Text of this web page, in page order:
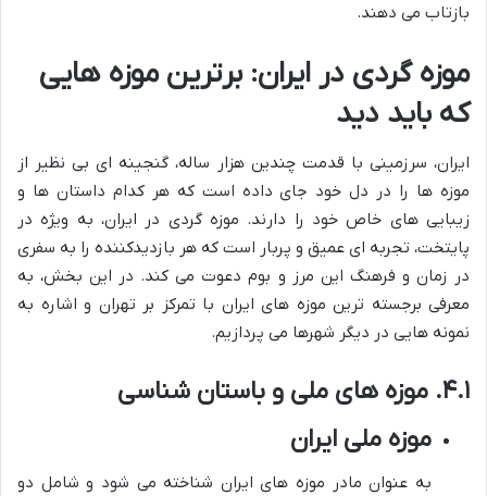
بازتاب می دهند.
موزه گردی در ایران: برترین موزه هایی
که باید دید
ایران، سرزمینی با قدمت چندین هزار ساله، گنجینه ای بی نظیر از
موزه ها را در دل خود جای داده است که هر کدام داستان ها و
زیبایی های خاص خود را دارند. موزه گردی در ایران، به ویژه در
پایتخت، تجربه ای عمیق و پربار است که هر بازدیدکننده را به سفری
در زمان و فرهنگ این مرز و بوم دعوت می کند. در این بخش، به
معرفی برجسته ترین موزه های ایران با تمرکز بر تهران و اشاره به
نمونه هایی در دیگر شهرها می پردازیم.
۴.۱. موزه های ملی و باستان شناسی
موزه ملی ایران
به عنوان مادر موزه های ایران شناخته می شود و شامل دو